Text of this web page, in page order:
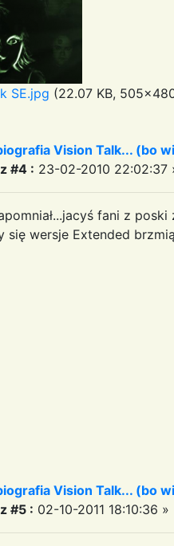
SE.jpg (22.07 KB,
Vision Talk... (bo
#4 : 23-02-2010 22:02:37
fani z
się wersje Extended
Vision Talk... (bo
#5 : 02-10-2011 18:10:36 »